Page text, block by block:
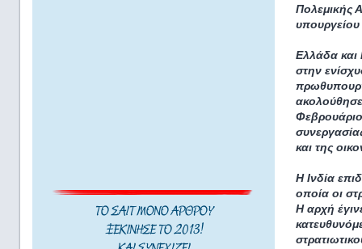
ΤΟ ΣΑΙΤ ΜΟΝΟ ΑΡΘΡΟΥ
ΞΕΚΙΝΗΣΕ ΤΟ 2013!
Πολεμικής
υπουργείου
Ελλάδα και
στην
και της
Η Ινδία
οποία οι
Η αρχή